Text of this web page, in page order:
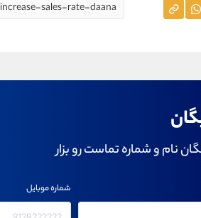
نام و شماره تماست رو بزار
شماره موبایل